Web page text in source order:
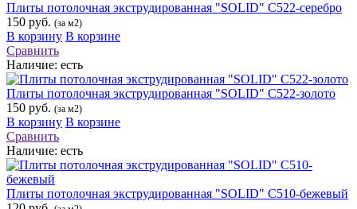
Плиты потолочная экструдированная "SOLID" С522-серебро
150 руб. (за м2)
В корзину В корзине
Сравнить
Наличие: есть
Плиты потолочная экструдированная "SOLID" С522-золото
150 руб. (за м2)
В корзину В корзине
Сравнить
Наличие: есть
Плиты потолочная экструдированная "SOLID" С510-бежевый